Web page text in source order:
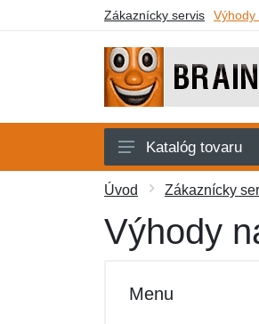
Zákaznícky servis Výhody
Karty
Kľúčenky
Plyšáci
Katalóg tovaru
Úvod Zákaznícky
Výhody
Menu